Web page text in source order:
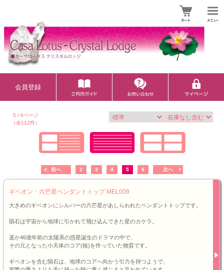
会員登録
5 / 6ページ
（全112件）
前へ 2 3 4 5 6 次へ
ギベオン・六芒星ペンダントトップ MEL009
大きめのギベオンにシルバーの六芒星があしらわれたペンダントトップです。
隕石は宇宙から地球に引かれて飛ひ込んできた星のカケラ。
遥か46億年前の太陽系の惑星誕生のドラマの中で、
その元となった小天体のコア(核)を作っていた物質です。
ギベオンを含む隕石は、地球のコアへ向かう引力を持つようで、